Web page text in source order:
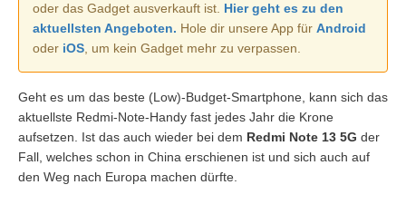
oder das Gadget ausverkauft ist. Hier geht es zu den
aktuellsten Angeboten. Hole dir unsere App für Android
oder iOS , um kein Gadget mehr zu verpassen.
Geht es um das beste (Low)-Budget-Smartphone, kann sich das
aktuellste Redmi-Note-Handy fast jedes Jahr die Krone
aufsetzen. Ist das auch wieder bei dem Redmi Note 13 5G der
Fall, welches schon in China erschienen ist und sich auch auf
den Weg nach Europa machen dürfte.